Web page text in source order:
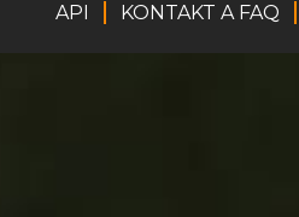
API KONTAKT A FAQ